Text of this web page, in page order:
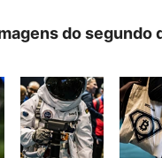
do segundo